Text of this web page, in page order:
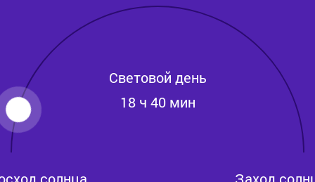
Световой день
18 ч 40 мин